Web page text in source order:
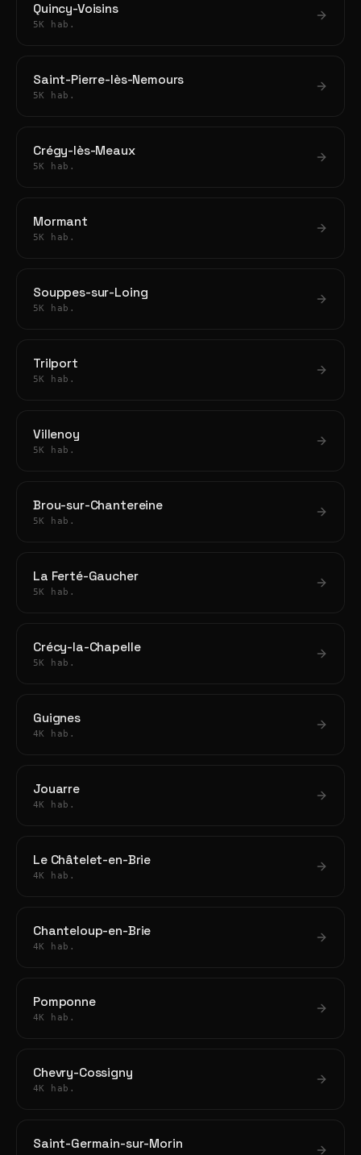
Quincy-Voisins
5K hab.
Saint-Pierre-lès-Nemours
5K hab.
Crégy-lès-Meaux
5K hab.
Mormant
5K hab.
Souppes-sur-Loing
5K hab.
Trilport
5K hab.
Villenoy
5K hab.
Brou-sur-Chantereine
5K hab.
La Ferté-Gaucher
5K hab.
Crécy-la-Chapelle
5K hab.
Guignes
4K hab.
Jouarre
4K hab.
Le Châtelet-en-Brie
4K hab.
Chanteloup-en-Brie
4K hab.
Pomponne
4K hab.
Chevry-Cossigny
4K hab.
Saint-Germain-sur-Morin